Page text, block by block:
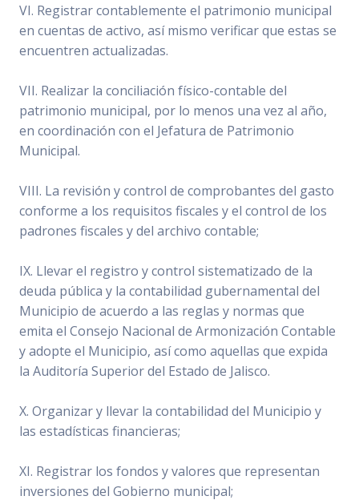
VI. Registrar contablemente el patrimonio municipal
en cuentas de activo, así mismo verificar que estas se
encuentren actualizadas.
VII. Realizar la conciliación físico-contable del
patrimonio municipal, por lo menos una vez al año,
en coordinación con el Jefatura de Patrimonio
Municipal.
VIII. La revisión y control de comprobantes del gasto
conforme a los requisitos fiscales y el control de los
padrones fiscales y del archivo contable;
IX. Llevar el registro y control sistematizado de la
deuda pública y la contabilidad gubernamental del
Municipio de acuerdo a las reglas y normas que
emita el Consejo Nacional de Armonización Contable
y adopte el Municipio, así como aquellas que expida
la Auditoría Superior del Estado de Jalisco.
X. Organizar y llevar la contabilidad del Municipio y
las estadísticas financieras;
XI. Registrar los fondos y valores que representan
inversiones del Gobierno municipal;